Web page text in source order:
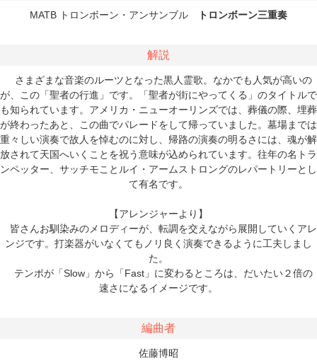
MATB トロンボーン・アンサンブル トロンボーン三重奏
解説
さまざまな音楽のルーツとなった黒人霊歌。なかでも人気が高いの
が、この「聖者の行進」です。「聖者が街にやってくる」のタイトルで
も知られています。アメリカ・ニューオーリンズでは、葬儀の際、埋葬
が終わったあと、この曲でパレードをして帰っていました。墓場までは
重々しい演奏で故人を悼むのに対し、帰路の演奏の明るさには、魂が解
放されて天国へいくことを祝う意味が込められています。往年の名トラ
ンペッター、サッチモことルイ・アームストロングのレパートリーとし
て有名です。
【アレンジャーより】
皆さんお馴染みのメロディーが、転調を交えながら展開していくアレ
ンジです。打楽器がいなくてもノリ良く演奏できるように工夫しまし
た。
テンポが「Slow」から「Fast」に変わるところは、だいたい２倍の
速さになるイメージです。
編曲者
佐藤博昭